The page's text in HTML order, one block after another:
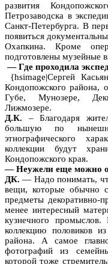
развития
Петрозаводска в
Санкт-Петербурга. В
появиться
Охапкина. Кроме
подготовлены музейные
— Где проходила
{hsimage|Сергей
Кондопожского района,
Губе, Мунозере,
Лижмозере.
Д.К. – Благодаря
большую по
этнографического
коллекции будут
Кондопожского края.
— Неужели еще можно
ДК. — Надо понимать,
вещи, которые обычно
предметы декоративно-
менее интересный
кузнечного
коллекцию половиков
района. А самое
фотографий из
которой тоже